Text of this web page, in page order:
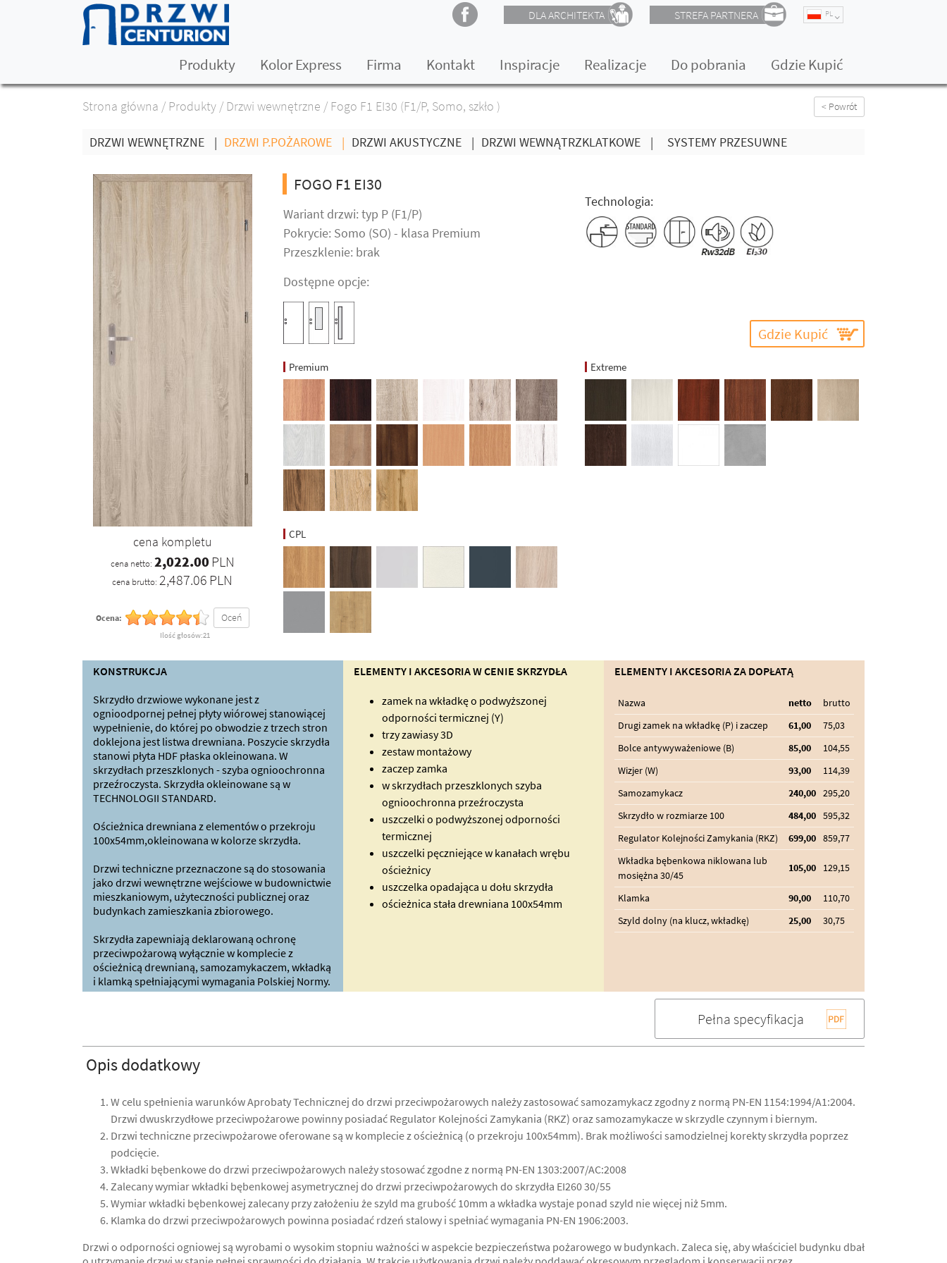
DLA ARCHITEKTA STREFA PARTNERA PL
Produkty Kolor Express Firma Kontakt Inspiracje Realizacje Do pobrania Gdzie Kupić
Strona główna / Produkty / Drzwi wewnętrzne / Fogo F1 EI30 (F1/P, Somo, szkło ) < Powrót
DRZWI WEWNĘTRZNE | DRZWI P.POŻAROWE | DRZWI AKUSTYCZNE | DRZWI WEWNĄTRZKLATKOWE | SYSTEMY PRZESUWNE
cena kompletu
cena netto: 2,022.00 PLN
cena brutto: 2,487.06 PLN
Ocena:
Ilość głosów:21
Oceń
FOGO F1 EI30
Wariant drzwi: typ P (F1/P)
Pokrycie: Somo (SO) - klasa Premium
Przeszklenie: brak
Dostępne opcje:
Technologia:
Gdzie Kupić
Premium Extreme
CPL
KONSTRUKCJA
Skrzydło drzwiowe wykonane jest z
ognioodpornej pełnej płyty wiórowej stanowiącej
wypełnienie, do której po obwodzie z trzech stron
doklejona jest listwa drewniana. Poszycie skrzydła
stanowi płyta HDF płaska okleinowana. W
skrzydłach przeszklonych - szyba ognioochronna
przeźroczysta. Skrzydła okleinowane są w
TECHNOLOGII STANDARD.
Ościeżnica drewniana z elementów o przekroju
100x54mm,okleinowana w kolorze skrzydła.
Drzwi techniczne przeznaczone są do stosowania
jako drzwi wewnętrzne wejściowe w budownictwie
mieszkaniowym, użyteczności publicznej oraz
budynkach zamieszkania zbiorowego.
Skrzydła zapewniają deklarowaną ochronę
przeciwpożarową wyłącznie w komplecie z
ościeżnicą drewnianą, samozamykaczem, wkładką
i klamką spełniającymi wymagania Polskiej Normy.
ELEMENTY I AKCESORIA W CENIE SKRZYDŁA
zamek na wkładkę o podwyższonej
odporności termicznej (Y)
trzy zawiasy 3D
zestaw montażowy
zaczep zamka
w skrzydłach przeszklonych szyba
ognioochronna przeźroczysta
uszczelki o podwyższonej odporności
termicznej
uszczelki pęczniejące w kanałach wrębu
ościeżnicy
uszczelka opadająca u dołu skrzydła
ościeżnica stała drewniana 100x54mm
ELEMENTY I AKCESORIA ZA DOPŁATĄ
Nazwa netto
brutto
Drugi zamek na wkładkę (P) i zaczep
61,00
75,03
Bolce antywyważeniowe (B)
85,00
104,55
Wizjer (W)
93,00
114,39
Samozamykacz
240,00 295,20
Skrzydło w rozmiarze 100
484,00 595,32
Regulator Kolejności Zamykania (RKZ)
699,00 859,77
Wkładka bębenkowa niklowana lub
mosiężna 30/45
105,00 129,15
Klamka 90,00
110,70
Szyld dolny (na klucz, wkładkę)
25,00 30,75
Pełna specyfikacja
Opis dodatkowy
W celu spełnienia warunków Aprobaty Technicznej do drzwi przeciwpożarowych należy zastosować samozamykacz zgodny z normą PN-EN 1154:1994/A1:2004.
Drzwi dwuskrzydłowe przeciwpożarowe powinny posiadać Regulator Kolejności Zamykania (RKZ) oraz samozamykacze w skrzydle czynnym i biernym.
Drzwi techniczne przeciwpożarowe oferowane są w komplecie z ościeżnicą (o przekroju 100x54mm). Brak możliwości samodzielnej korekty skrzydła poprzez
podcięcie.
Wkładki bębenkowe do drzwi przeciwpożarowych należy stosować zgodne z normą PN-EN 1303:2007/AC:2008
Zalecany wymiar wkładki bębenkowej asymetrycznej do drzwi przeciwpożarowych do skrzydła EI260 30/55
Wymiar wkładki bębenkowej zalecany przy założeniu że szyld ma grubość 10mm a wkładka wystaje ponad szyld nie więcej niż 5mm.
Klamka do drzwi przeciwpożarowych powinna posiadać rdzeń stalowy i spełniać wymagania PN-EN 1906:2003.
Drzwi o odporności ogniowej są wyrobami o wysokim stopniu ważności w aspekcie bezpieczeństwa pożarowego w budynkach. Zaleca się, aby właściciel budynku dbał